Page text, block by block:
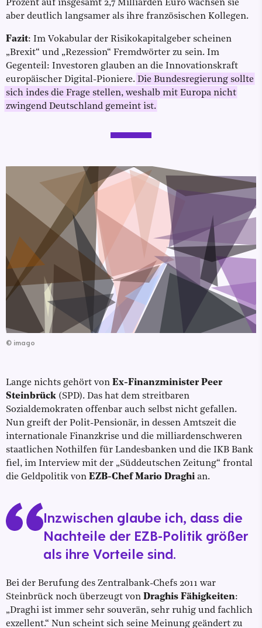
Prozent auf insgesamt 2,7 Milliarden Euro wachsen sie
aber deutlich langsamer als ihre französischen Kollegen.
Fazit: Im Vokabular der Risikokapitalgeber scheinen
„Brexit“ und „Rezession“ Fremdwörter zu sein. Im
Gegenteil: Investoren glauben an die Innovationskraft
europäischer Digital-Pioniere. Die Bundesregierung sollte
sich indes die Frage stellen, weshalb mit Europa nicht
zwingend Deutschland gemeint ist.
© imago
Lange nichts gehört von Ex-Finanzminister Peer
Steinbrück (SPD). Das hat dem streitbaren
Sozialdemokraten offenbar auch selbst nicht gefallen.
Nun greift der Polit-Pensionär, in dessen Amtszeit die
internationale Finanzkrise und die milliardenschweren
staatlichen Nothilfen für Landesbanken und die IKB Bank
fiel, im Interview mit der „Süddeutschen Zeitung“ frontal
die Geldpolitik von EZB-Chef Mario Draghi an.
Inzwischen glaube ich, dass die
Nachteile der EZB-Politik größer
als ihre Vorteile sind.
Bei der Berufung des Zentralbank-Chefs 2011 war
Steinbrück noch überzeugt von Draghis Fähigkeiten:
„Draghi ist immer sehr souverän, sehr ruhig und fachlich
exzellent.“ Nun scheint sich seine Meinung geändert zu